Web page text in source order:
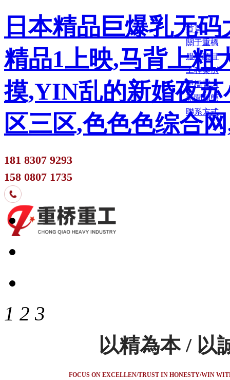
日本精品巨爆乳无
精品1上映,马背上粗
摸,YIN乱的新婚夜
区三区,色色色综合
181 8307 9293
158 0807 1735
首頁
關于重橋
服務項目
工程案例
重橋實力
新聞動態
聯系方式
1 2 3
以精為本 / 以
FOCUS ON EXCELLEN/TRUST IN HONESTY/WIN